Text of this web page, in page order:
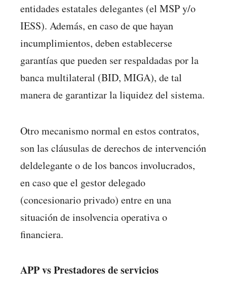
entidades estatales delegantes (el MSP y/o
IESS). Además, en caso de que hayan
incumplimientos, deben establecerse
garantías que pueden ser respaldadas por la
banca multilateral (BID, MIGA), de tal
manera de garantizar la liquidez del sistema.
Otro mecanismo normal en estos contratos,
son las cláusulas de derechos de intervención
deldelegante o de los bancos involucrados,
en caso que el gestor delegado
(concesionario privado) entre en una
situación de insolvencia operativa o
financiera.
APP vs Prestadores de servicios